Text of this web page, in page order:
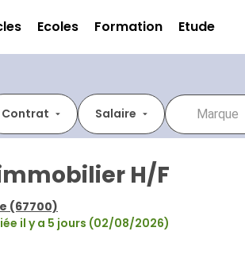
Ecoles Formation Etude
Contrat Salaire
H/F
(67700)
il y a 5 jours (02/08/2026)